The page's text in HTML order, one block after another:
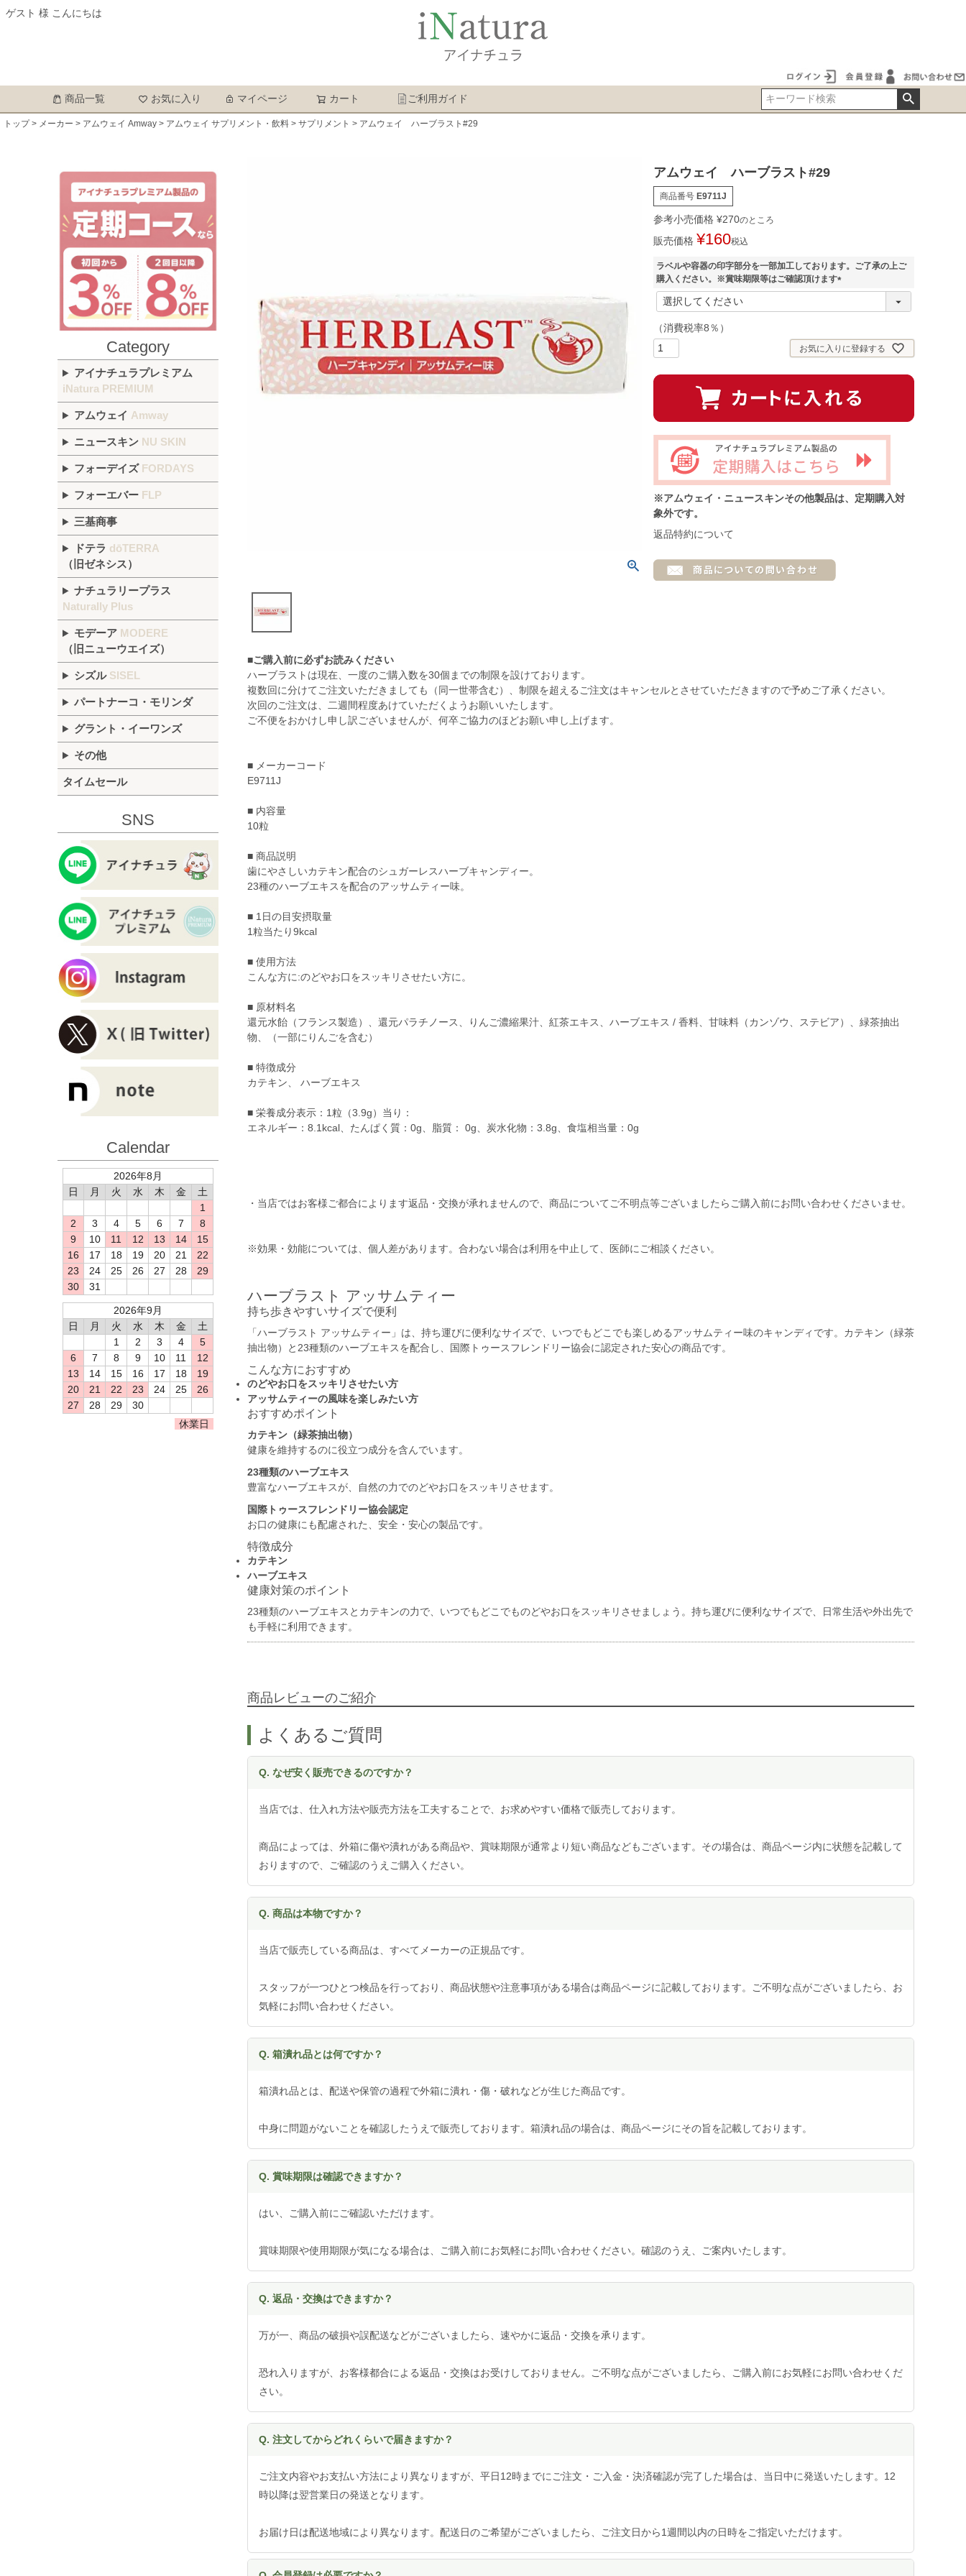
ゲスト 様 こんにちは
商品一覧 お気に入り マイページ カート ご利用ガイド
トップ メーカー アムウェイ Amway アムウェイ サプリメント・飲料 サプリメント アムウェイ ハーブラスト#29
Category
アイナチュラプレミアム
iNatura PREMIUM
アムウェイ Amway
ニュースキン NU SKIN
フォーデイズ FORDAYS
フォーエバー FLP
三基商事
ドテラ dōTERRA
（旧ゼネシス）
ナチュラリープラス
Naturally Plus
モデーア MODERE
（旧ニューウエイズ）
シズル SISEL
パートナーコ・モリンダ
グラント・イーワンズ
その他
タイムセール
SNS
Calendar
2026年8月
日
月 火 水 木 金
土
1
2
3 4 5 6 7
8
9
10 11 12 13 14
15
16
17 18 19 20 21
22
23
24 25 26 27 28
29
30
31
2026年9月
日
月 火 水 木 金
土
1
2 3 4
5
6
7 8 9 10 11
12
13
14 15 16 17 18
19
20
21 22 23 24 25
26
27
28 29
30
休業日
アムウェイ ハーブラスト#29
商品番号 E9711J
参考小売価格 ¥270のところ
販売価格 ¥160税込
ラベルや容器の印字部分を一部加工しております。ご了承の上ご
購入ください。※賞味期限等はご確認頂けます
(
（消費税率8％）
お気に入りに登録する
※アムウェイ・ニュースキンその他製品は、定期購入対
象外です。
返品特約について
■ご購入前に必ずお読みください
ハーブラストは現在、一度のご購入数を30個までの制限を設けております。
複数回に分けてご注文いただきましても（同一世帯含む）、制限を超えるご注文はキャンセルとさせていただきますので予めご了承ください。
次回のご注文は、二週間程度あけていただくようお願いいたします。
ご不便をおかけし申し訳ございませんが、何卒ご協力のほどお願い申し上げます。
■ メーカーコード
E9711J
■ 内容量
10粒
■ 商品説明
歯にやさしいカテキン配合のシュガーレスハーブキャンディー。
23種のハーブエキスを配合のアッサムティー味。
■ 1日の目安摂取量
1粒当たり9kcal
■ 使用方法
こんな方に:のどやお口をスッキリさせたい方に。
■ 原材料名
還元水飴（フランス製造）、還元パラチノース、りんご濃縮果汁、紅茶エキス、ハーブエキス / 香料、甘味料（カンゾウ、ステビア）、緑茶抽出
物、（一部にりんごを含む）
■ 特徴成分
カテキン、 ハーブエキス
■ 栄養成分表示：1粒（3.9g）当り：
エネルギー：8.1kcal、たんぱく質：0g、脂質： 0g、炭水化物：3.8g、食塩相当量：0g
・当店ではお客様ご都合によります返品・交換が承れませんので、商品についてご不明点等ございましたらご購入前にお問い合わせくださいませ。
※効果・効能については、個人差があります。合わない場合は利用を中止して、医師にご相談ください。
ハーブラスト アッサムティー
持ち歩きやすいサイズで便利
「ハーブラスト アッサムティー」は、持ち運びに便利なサイズで、いつでもどこでも楽しめるアッサムティー味のキャンディです。カテキン（緑茶
抽出物）と23種類のハーブエキスを配合し、国際トゥースフレンドリー協会に認定された安心の商品です。
こんな方におすすめ
のどやお口をスッキリさせたい方
アッサムティーの風味を楽しみたい方
おすすめポイント
カテキン（緑茶抽出物）
健康を維持するのに役立つ成分を含んでいます。
23種類のハーブエキス
豊富なハーブエキスが、自然の力でのどやお口をスッキリさせます。
国際トゥースフレンドリー協会認定
お口の健康にも配慮された、安全・安心の製品です。
特徴成分
カテキン
ハーブエキス
健康対策のポイント
23種類のハーブエキスとカテキンの力で、いつでもどこでものどやお口をスッキリさせましょう。持ち運びに便利なサイズで、日常生活や外出先で
も手軽に利用できます。
商品レビューのご紹介
よくあるご質問
Q. なぜ安く販売できるのですか？
当店では、仕入れ方法や販売方法を工夫することで、お求めやすい価格で販売しております。
商品によっては、外箱に傷や潰れがある商品や、賞味期限が通常より短い商品などもございます。その場合は、商品ページ内に状態を記載して
おりますので、ご確認のうえご購入ください。
Q. 商品は本物ですか？
当店で販売している商品は、すべてメーカーの正規品です。
スタッフが一つひとつ検品を行っており、商品状態や注意事項がある場合は商品ページに記載しております。ご不明な点がございましたら、お
気軽にお問い合わせください。
Q. 箱潰れ品とは何ですか？
箱潰れ品とは、配送や保管の過程で外箱に潰れ・傷・破れなどが生じた商品です。
中身に問題がないことを確認したうえで販売しております。箱潰れ品の場合は、商品ページにその旨を記載しております。
Q. 賞味期限は確認できますか？
はい、ご購入前にご確認いただけます。
賞味期限や使用期限が気になる場合は、ご購入前にお気軽にお問い合わせください。確認のうえ、ご案内いたします。
Q. 返品・交換はできますか？
万が一、商品の破損や誤配送などがございましたら、速やかに返品・交換を承ります。
恐れ入りますが、お客様都合による返品・交換はお受けしておりません。ご不明な点がございましたら、ご購入前にお気軽にお問い合わせくだ
さい。
Q. 注文してからどれくらいで届きますか？
ご注文内容やお支払い方法により異なりますが、平日12時までにご注文・ご入金・決済確認が完了した場合は、当日中に発送いたします。12
時以降は翌営業日の発送となります。
お届け日は配送地域により異なります。配送日のご希望がございましたら、ご注文日から1週間以内の日時をご指定いただけます。